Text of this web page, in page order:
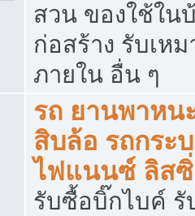
สวน ของใช้ใน
ก่อสร้าง รับเห
ภายใน อื่น ๆ
รถ ยานพาหน
สิบล้อ รถกระ
ไฟแนนซ์ ลิส
รับซื้อบิ๊กไบค์